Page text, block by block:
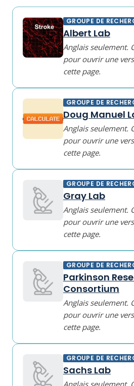
GROUPE DE
Albert Lab
Anglais seulement.
pour ouvrir une
cette page.
GROUPE DE
Doug Manuel
Anglais seulement.
pour ouvrir une
cette page.
GROUPE DE
Gray Lab
Anglais seulement.
pour ouvrir une
cette page.
GROUPE DE
Parkinson
Consortium
Anglais seulement.
pour ouvrir une
cette page.
GROUPE DE
Sachs Lab
Anglais seulement.